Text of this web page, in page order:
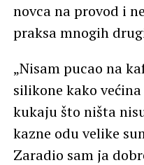
novca na provod i
praksa mnogih
„Nisam pucao na
silikone kako
kukaju što ništa
kazne odu velike
Zaradio sam ja